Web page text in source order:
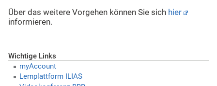
Über das weitere Vorgehen können Sie sich hier
informieren.
Wichtige Links
myAccount
Lernplattform ILIAS